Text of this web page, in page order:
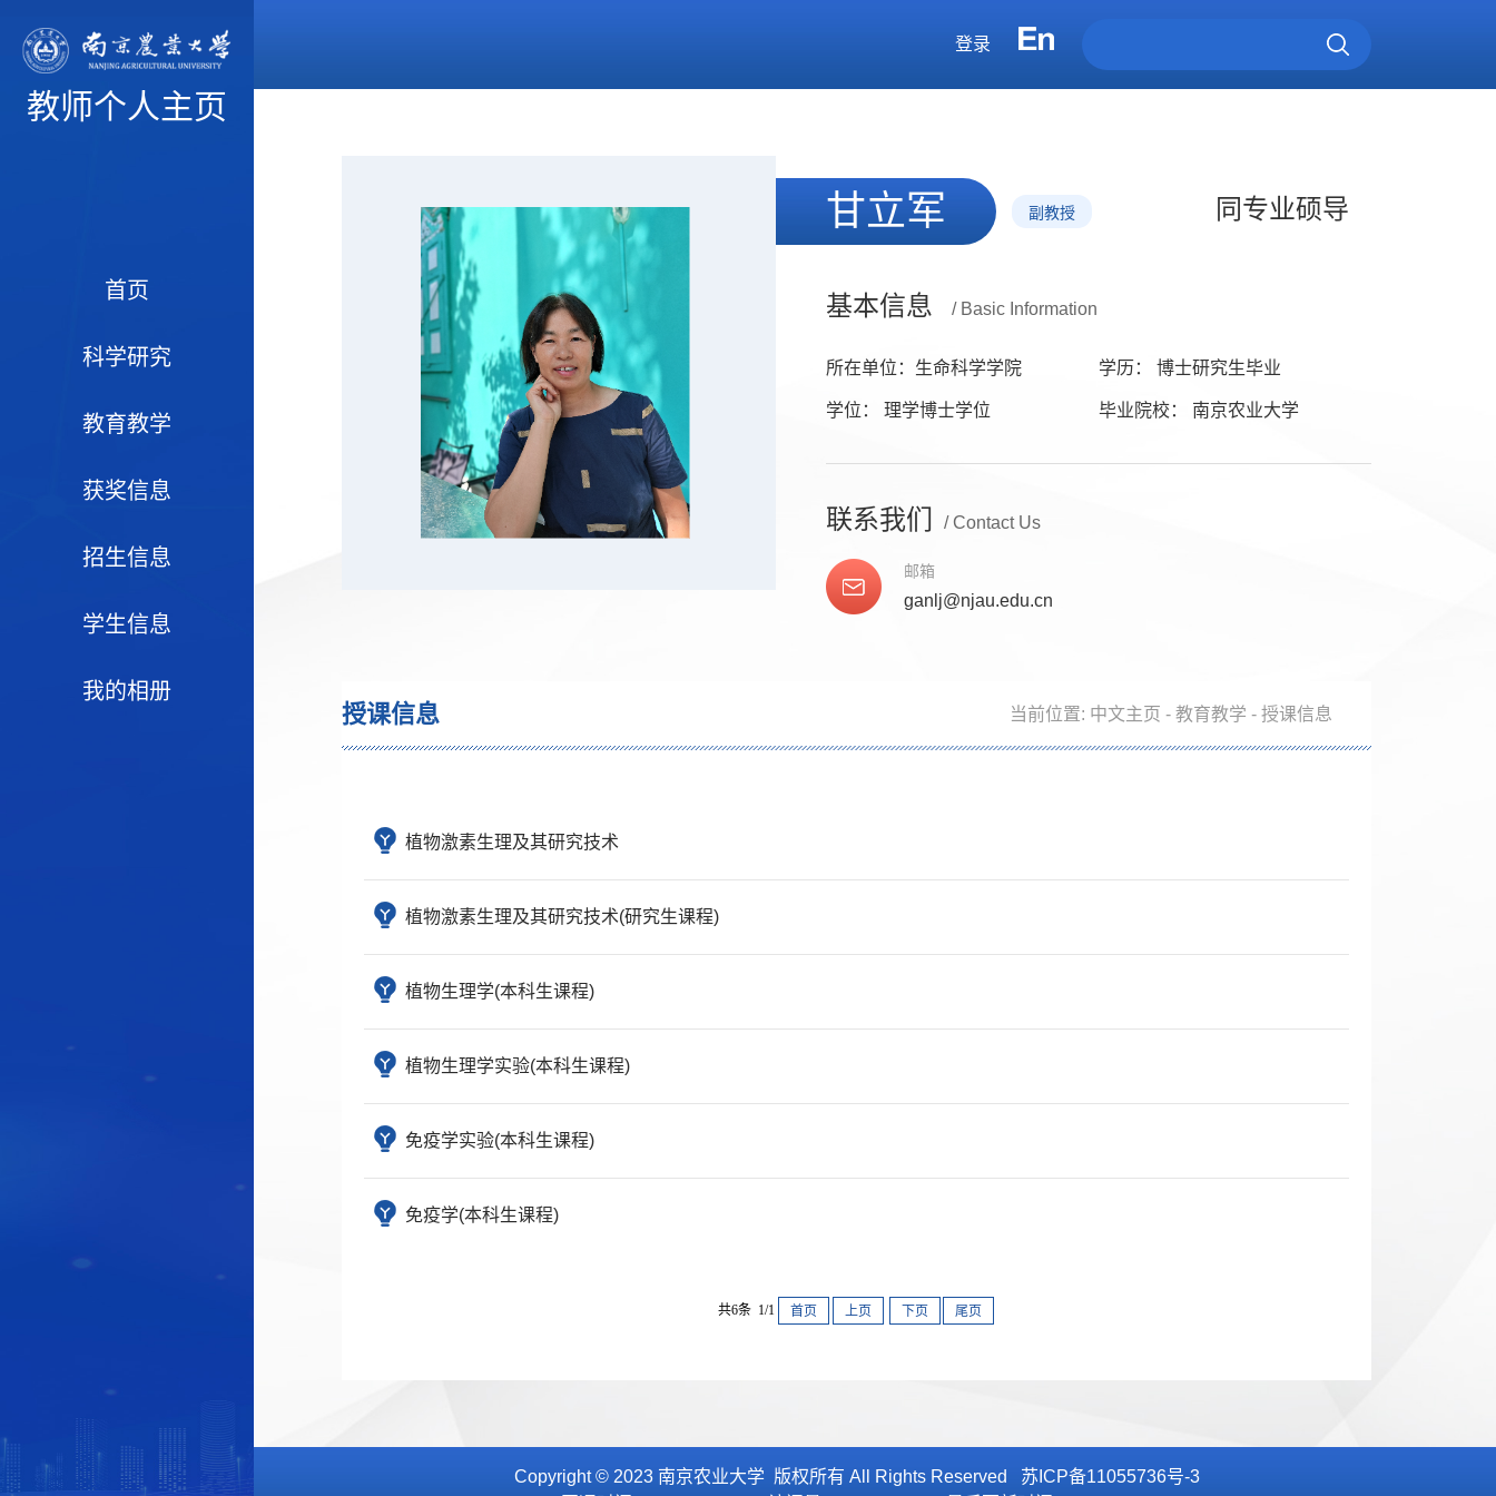
教师个人主页
首页
科学研究
教育教学
获奖信息
招生信息
学生信息
我的相册
登录
甘立军 副教授 同专业硕导
基本信息 / Basic Information
所在单位：生命科学学院 学历： 博士研究生毕业
学位： 理学博士学位 毕业院校： 南京农业大学
联系我们 / Contact Us
邮箱
ganlj@njau.edu.cn
授课信息 当前位置: 中文主页 -教育教学 -授课信息
植物激素生理及其研究技术
植物激素生理及其研究技术(研究生课程)
植物生理学(本科生课程)
植物生理学实验(本科生课程)
免疫学实验(本科生课程)
免疫学(本科生课程)
共6条 1/1 首页 上页 下页 尾页
Copyright © 2023 南京农业大学 版权所有 All Rights Reserved 苏ICP备11055736号-3